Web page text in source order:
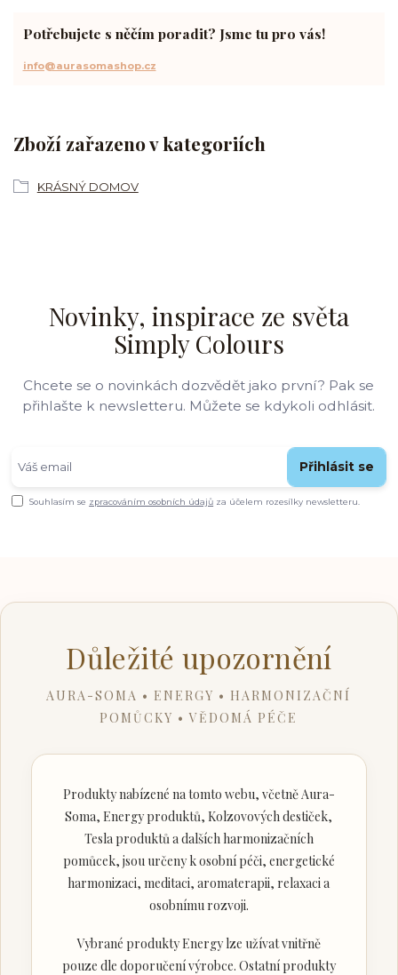
Zboží zařazeno v kategoriích
KRÁSNÝ DOMOV
Potřebujete s něčím poradit? Jsme tu pro vás!
info@aurasomashop.cz
Novinky, inspirace ze světa
Simply Colours
Chcete se o novinkách dozvědět jako první? Pak se
přihlašte k newsletteru. Můžete se kdykoli odhlásit.
Přihlásit se
Souhlasím se zpracováním osobních údajů za účelem rozesílky newsletteru.
Důležité upozornění
AURA-SOMA • ENERGY • HARMONIZAČNÍ
POMŮCKY • VĚDOMÁ PÉČE
Produkty nabízené na tomto webu, včetně Aura-
Soma, Energy produktů, Kolzovových destiček,
Tesla produktů a dalších harmonizačních
pomůcek, jsou určeny k osobní péči, energetické
harmonizaci, meditaci, aromaterapii, relaxaci a
osobnímu rozvoji.
Vybrané produkty Energy lze užívat vnitřně
pouze dle doporučení výrobce. Ostatní produkty